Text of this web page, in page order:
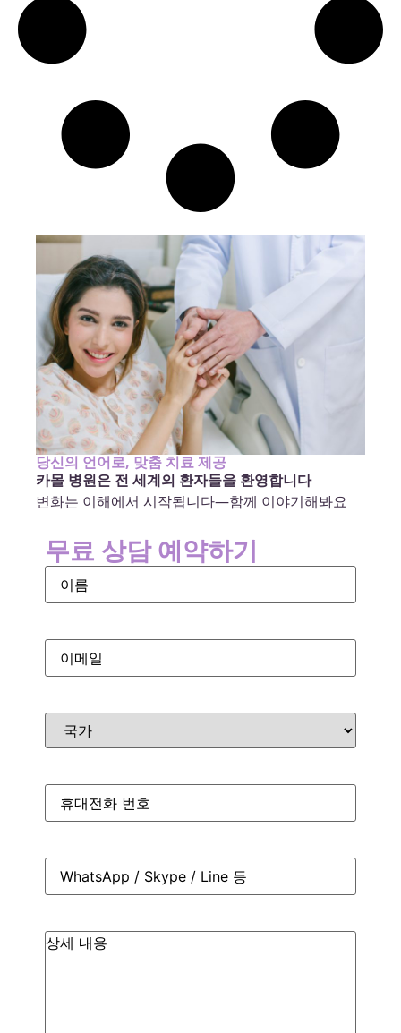
당신의 언어로, 맞춤 치료 제공
카몰 병원은 전 세계의 환자들을 환영합니다
변화는 이해에서 시작됩니다—함께 이야기해봐요
무료 상담 예약하기